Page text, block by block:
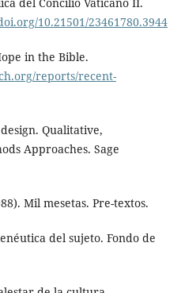
10.21501/23461780.3944
in the Bible.
reports/recent-
Qualitative,
Approaches. Sage
Mil mesetas. Pre-textos.
del sujeto. Fondo de